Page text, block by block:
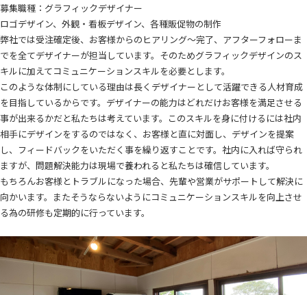
募集職種：グラフィックデザイナー
ロゴデザイン、外観・看板デザイン、各種販促物の制作
弊社では受注確定後、お客様からのヒアリング～完了、アフターフォローま
でを全てデザイナーが担当しています。そのためグラフィックデザインのス
キルに加えてコミュニケーションスキルを必要とします。
このような体制にしている理由は長くデザイナーとして活躍できる人材育成
を目指しているからです。デザイナーの能力はどれだけお客様を満足させる
事が出来るかだと私たちは考えています。このスキルを身に付けるには社内
相手にデザインをするのではなく、お客様と直に対面し、デザインを提案
し、フィードバックをいただく事を繰り返すことです。社内に入れば守られ
ますが、問題解決能力は現場で養われると私たちは確信しています。
もちろんお客様とトラブルになった場合、先輩や営業がサポートして解決に
向かいます。またそうならないようにコミュニケーションスキルを向上させ
る為の研修も定期的に行っています。